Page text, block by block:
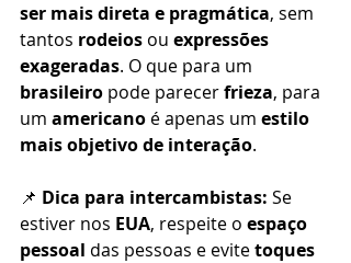
ser mais direta e pragmática, sem
tantos rodeios ou expressões
exageradas. O que para um
brasileiro pode parecer frieza, para
um americano é apenas um estilo
mais objetivo de interação.
📌 Dica para intercambistas: Se
estiver nos EUA, respeite o espaço
pessoal das pessoas e evite toques